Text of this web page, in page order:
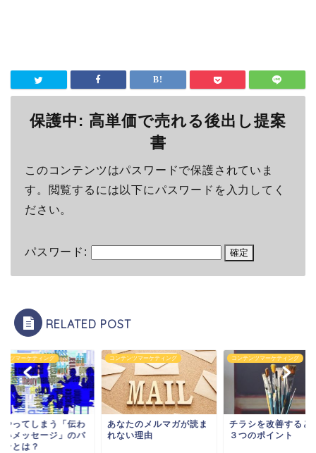
保護中: 高単価で売れる後出し提案
書
このコンテンツはパスワードで保護されていま
す。閲覧するには以下にパスワードを入力してく
ださい。
パスワード:
RELATED POST
ンツマーケティング
やってしまう「伝わ
いメッセージ」のパ
ンとは？
コンテンツマーケティング
あなたのメルマガが読ま
れない理由
コンテンツマーケティング
チラシを改善すると
３つのポイント